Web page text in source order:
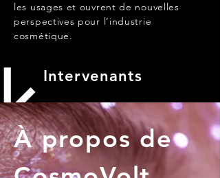
les usages et ouvrent de nouvelles
perspectives pour l’industrie
cosmétique.
Intervenants
À propos de